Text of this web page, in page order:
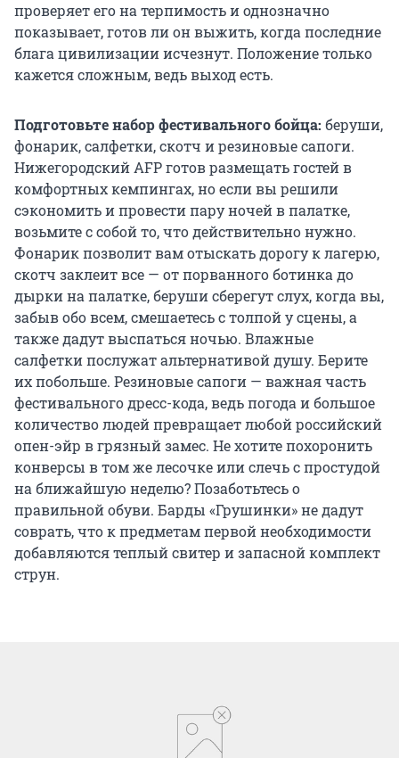
проверяет его на терпимость и однозначно
показывает, готов ли он выжить, когда последние
блага цивилизации исчезнут. Положение только
кажется сложным, ведь выход есть.
Подготовьте набор фестивального бойца: беруши,
фонарик, салфетки, скотч и резиновые сапоги.
Нижегородский AFP готов размещать гостей в
комфортных кемпингах, но если вы решили
сэкономить и провести пару ночей в палатке,
возьмите с собой то, что действительно нужно.
Фонарик позволит вам отыскать дорогу к лагерю,
скотч заклеит все — от порванного ботинка до
дырки на палатке, беруши сберегут слух, когда вы,
забыв обо всем, смешаетесь с толпой у сцены, а
также дадут выспаться ночью. Влажные
салфетки послужат альтернативой душу. Берите
их побольше. Резиновые сапоги — важная часть
фестивального дресс-кода, ведь погода и большое
количество людей превращает любой российский
опен-эйр в грязный замес. Не хотите похоронить
конверсы в том же лесочке или слечь с простудой
на ближайшую неделю? Позаботьтесь о
правильной обуви. Барды «Грушинки» не дадут
соврать, что к предметам первой необходимости
добавляются теплый свитер и запасной комплект
струн.